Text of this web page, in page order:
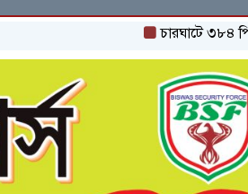
চারঘাটে ৩৮৪ পিস ইয়াবা ও ২০